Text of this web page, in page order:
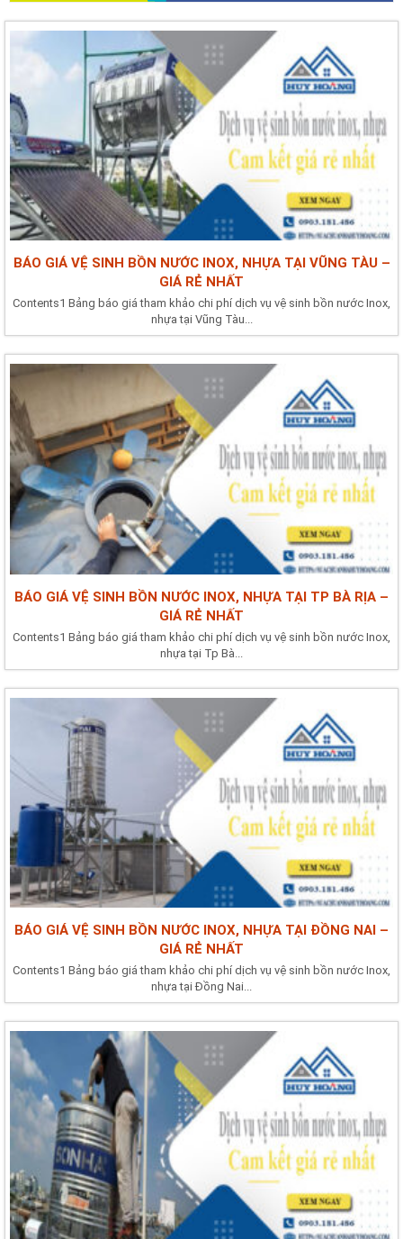
BÁO GIÁ VỆ SINH BỒN NƯỚC INOX, NHỰA TẠI VŨNG TÀU –
GIÁ RẺ NHẤT
Contents1 Bảng báo giá tham khảo chi phí dịch vụ vệ sinh bồn nước Inox,
nhựa tại Vũng Tàu...
BÁO GIÁ VỆ SINH BỒN NƯỚC INOX, NHỰA TẠI TP BÀ RỊA –
GIÁ RẺ NHẤT
Contents1 Bảng báo giá tham khảo chi phí dịch vụ vệ sinh bồn nước Inox,
nhựa tại Tp Bà...
BÁO GIÁ VỆ SINH BỒN NƯỚC INOX, NHỰA TẠI ĐỒNG NAI –
GIÁ RẺ NHẤT
Contents1 Bảng báo giá tham khảo chi phí dịch vụ vệ sinh bồn nước Inox,
nhựa tại Đồng Nai...